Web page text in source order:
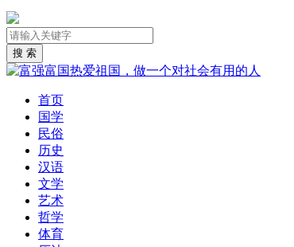
首页
国学
民俗
历史
汉语
文学
艺术
哲学
体育